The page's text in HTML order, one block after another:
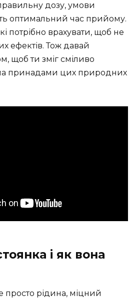
дозу, умови
оптимальний час прийому.
потрібно врахувати, щоб не
ефектів. Тож давай
щоб ти зміг сміливо
принадами цих природних
і як вона
просто рідина, міцний